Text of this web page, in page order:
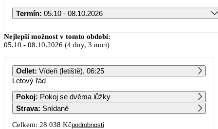
Termín: 05.10 - 08.10.2026
Říjen 2026
PO ÚT ST ČT PÁ SO NE
19 579 17 579 15 349 31 179
5 6
Nejlepší možnost v tomto období:
05.10 - 08.10.2026 (4 dny, 3 noci)
Odlet: Vídeň (letiště), 06:25
Letový řád
Pokoj:
Pokoj se dvěma lůžky
Strava: Snídaně
Celkem: 28 038 Kčpodrobnosti